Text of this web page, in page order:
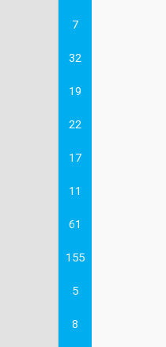
7
32
19
22
17
11
61
155
5
8